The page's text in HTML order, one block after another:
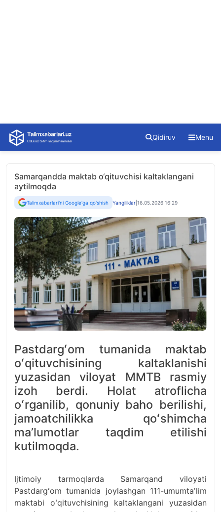
Skip
content
Qidiruv Menu
Samarqandda maktab o‘qituvchisi kaltaklangani
aytilmoqda
Talimxabarlari'ni Google'ga qo'shish Yangiliklar 16.05.2026 16:29
Pastdargʻom tumanida maktab
oʻqituvchisining kaltaklanishi
yuzasidan viloyat MMTB rasmiy
izoh berdi. Holat atroflicha
oʻrganilib, qonuniy baho berilishi,
jamoatchilikka qoʻshimcha
maʼlumotlar taqdim etilishi
kutilmoqda.
Ijtimoiy tarmoqlarda Samarqand viloyati
Pastdargʻom tumanida joylashgan 111-umumtaʼlim
maktabi oʻqituvchisining kaltaklangani yuzasidan